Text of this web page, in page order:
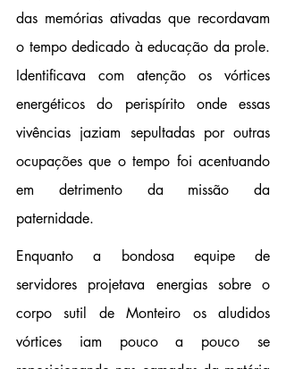
das memórias ativadas que recordavam
o tempo dedicado à educação da prole.
Identificava com atenção os vórtices
energéticos do perispírito onde essas
vivências jaziam sepultadas por outras
ocupações que o tempo foi acentuando
em detrimento da missão da
paternidade.
Enquanto a bondosa equipe de
servidores projetava energias sobre o
corpo sutil de Monteiro os aludidos
vórtices iam pouco a pouco se